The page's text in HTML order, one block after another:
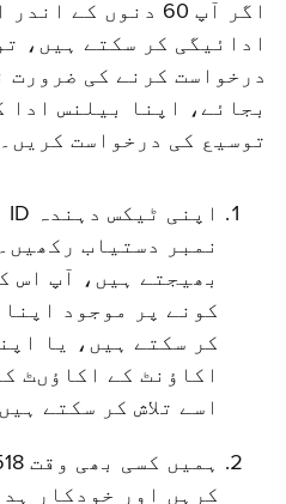
اگر آپ 60 دنوں
درخواست کرنے کی ضرورت
بجائے، اپنا بیلنس ادا
توسیع کی درخواست کریں۔
نمبر دستیاب
بھیجتے ہیں، آپ اس
کونے پر موجود
کر سکتے ہیں، یا
اکاؤنٹ کے اکاؤںٹ
اسے تلاش کر سکتے
کرہں اور خودکار